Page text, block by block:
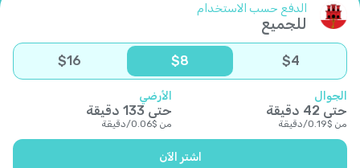
الدفع حسب الاستخدام
للجميع
$4
$8
$16
الجوال
حتى 42 دقيقة
من $
0.19
/دقيقة
الأرضي
حتى 133 دقيقة
من $
0.06
/دقيقة
اشتر الآن